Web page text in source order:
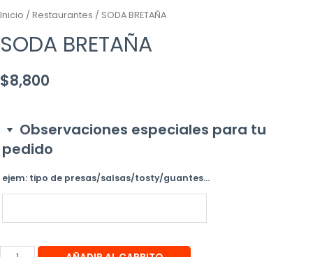
Inicio / Restaurantes / SODA BRETAÑA
SODA BRETAÑA
$8,800
Observaciones especiales para tu
pedido
ejem: tipo de presas/salsas/tosty/guantes...